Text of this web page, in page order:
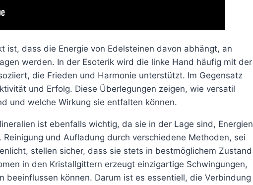
ist, dass die Energie von Edelsteinen davon abhängt, an
werden. In der Esoterik wird die linke Hand häufig mit der
die Frieden und Harmonie unterstützt. Im Gegensatz
und Erfolg. Diese Überlegungen zeigen, wie versatil
und welche Wirkung sie entfalten können.
ist ebenfalls wichtig, da sie in der Lage sind, Energien
und Aufladung durch verschiedene Methoden, sei
stellen sicher, dass sie stets in bestmöglichem Zustand
in den Kristallgittern erzeugt einzigartige Schwingungen,
beeinflussen können. Darum ist es essentiell, die Verbindung